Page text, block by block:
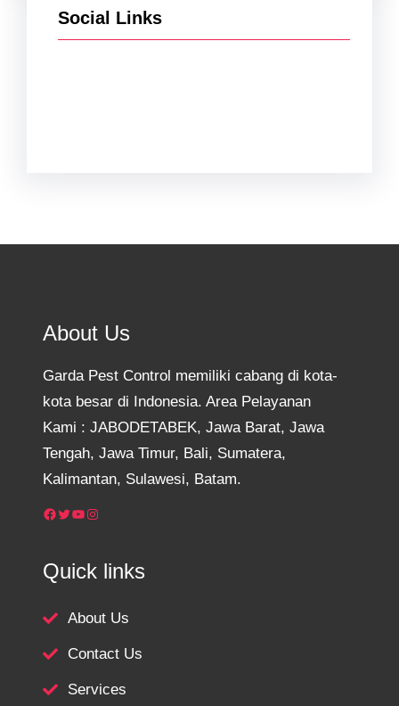
Social Links
About Us
Garda Pest Control memiliki cabang di kota-
kota besar di Indonesia. Area Pelayanan
Kami : JABODETABEK, Jawa Barat, Jawa
Tengah, Jawa Timur, Bali, Sumatera,
Kalimantan, Sulawesi, Batam.
Facebook Twitter YouTube Instagram
Quick links
About Us
Contact Us
Services